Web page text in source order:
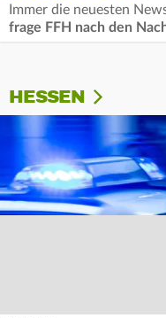
Immer die neuesten
frage FFH nach den
HESSEN